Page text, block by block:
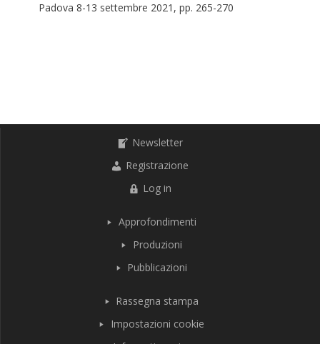
Padova 8-13 settembre 2021, pp. 265-270
Newsletter
Registrazione
Log in
Approfondimenti
Produzioni
Pubblicazioni
Rassegna stampa
Impostazioni cookie